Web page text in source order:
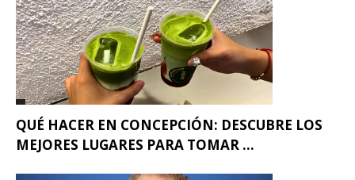
QUÉ HACER EN CONCEPCIÓN: DESCUBRE LOS
MEJORES LUGARES PARA TOMAR ...